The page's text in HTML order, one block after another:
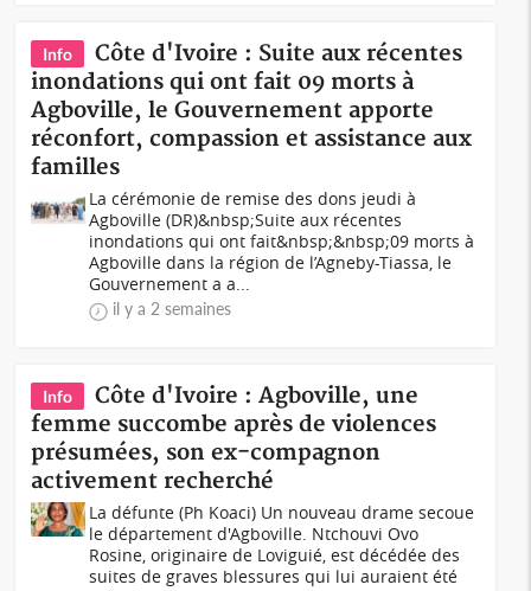
Info
Côte d'Ivoire : Suite aux récentes
inondations qui ont fait 09 morts à
Agboville, le Gouvernement apporte
réconfort, compassion et assistance aux
familles
La cérémonie de remise des dons jeudi à
Agboville (DR)&nbsp;Suite aux récentes
inondations qui ont fait&nbsp;&nbsp;09 morts à
Agboville dans la région de l’Agneby-Tiassa, le
Gouvernement a a...
il y a 2 semaines
Info
Côte d'Ivoire : Agboville, une
femme succombe après de violences
présumées, son ex-compagnon
activement recherché
La défunte (Ph Koaci) Un nouveau drame secoue
le département d'Agboville. Ntchouvi Ovo
Rosine, originaire de Loviguié, est décédée des
suites de graves blessures qui lui auraient été